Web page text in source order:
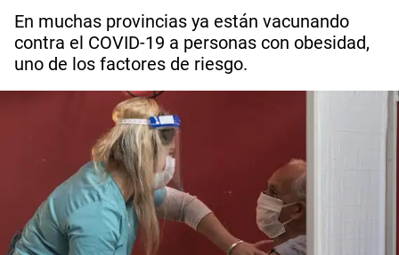
En muchas provincias ya están vacunando
contra el COVID-19 a personas con obesidad,
uno de los factores de riesgo.